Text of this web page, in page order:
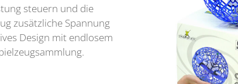
steuern und die
zusätzliche Spannung
Design mit endlosem